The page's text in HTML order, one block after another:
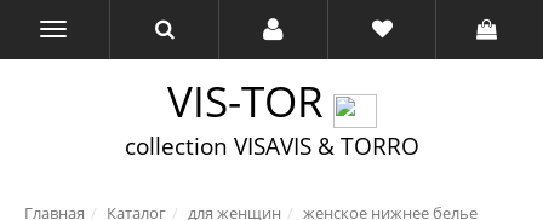
VIS-TOR
collection VISAVIS & TORRO
Главная Каталог для женщин
женское нижнее белье